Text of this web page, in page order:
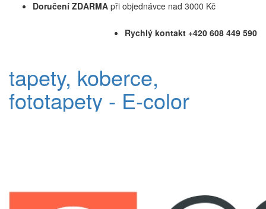
Doručení ZDARMA při objednávce nad 3000 Kč
Rychlý kontakt +420 608 449 590
tapety, koberce,
fototapety - E-color